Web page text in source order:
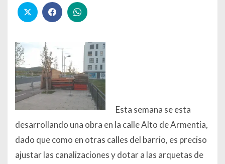
Esta semana se esta
desarrollando una obra en la calle Alto de Armentia,
dado que como en otras calles del barrio, es preciso
ajustar las canalizaciones y dotar a las arquetas de